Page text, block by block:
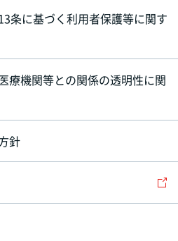
条に基づく利用者保護等に関す
療機関等との関係の透明性に関
針